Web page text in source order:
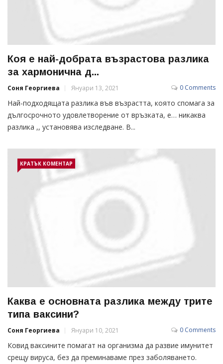
Коя е най-добрата възрастова разлика
за хармонична д...
Соня Георгиева Януари 13, 2021 0 Comments
Най-подходящата разлика във възрастта, която спомага за
дългосрочното удовлетворение от връзката, е… никаква
разлика ,, установява изследване. В...
КРАТЪК КОМЕНТАР
Каква е основната разлика между трите
типа ваксини?
Соня Георгиева Януари 10, 2021 0 Comments
Ковид ваксините помагат на организма да развие имунитет
срещу вируса, без да преминаваме през заболяването.